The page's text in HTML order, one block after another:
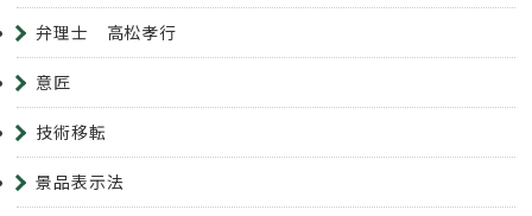
弁理士 高松孝行
意匠
技術移転
景品表示法